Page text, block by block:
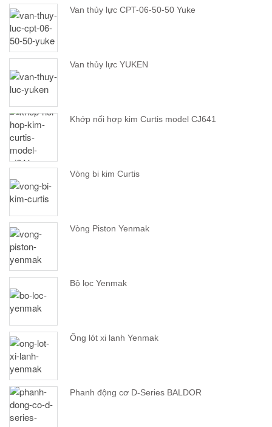
Van thủy lực CPT-06-50-50 Yuke
Van thủy lực YUKEN
Khớp nối hợp kim Curtis model CJ641
Vòng bi kim Curtis
Vòng Piston Yenmak
Bộ lọc Yenmak
Ống lót xi lanh Yenmak
Phanh động cơ D-Series BALDOR